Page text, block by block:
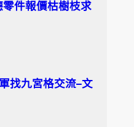
件報價枯樹枝求
找九宮格交流–文